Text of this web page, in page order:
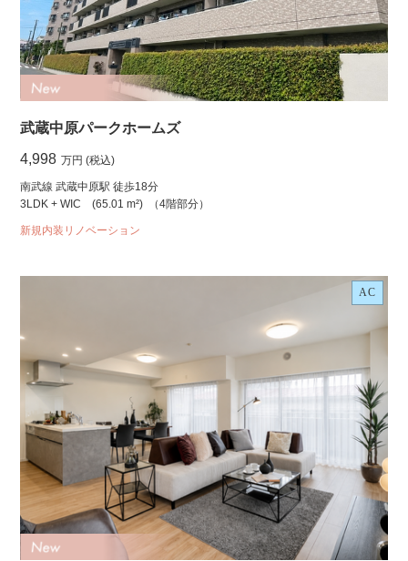
武蔵中原パークホームズ
4,998 万円 (税込)
南武線 武蔵中原駅 徒歩18分
3LDK + WIC
(65.01 m²) （4階部分）
新規内装リノベーション
AC